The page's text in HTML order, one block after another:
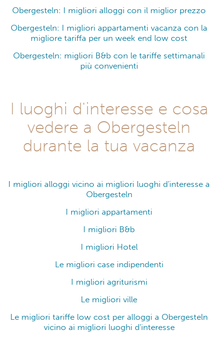
Obergesteln: I migliori alloggi con il miglior prezzo
Obergesteln: I migliori appartamenti vacanza con la
migliore tariffa per un week end low cost
Obergesteln: migliori B&b con le tariffe settimanali
più convenienti
I luoghi d'interesse e cosa
vedere a Obergesteln
durante la tua vacanza
I migliori alloggi vicino ai migliori luoghi d'interesse a
Obergesteln
I migliori appartamenti
I migliori B&b
I migliori Hotel
Le migliori case indipendenti
I migliori agriturismi
Le migliori ville
Le migliori tariffe low cost per alloggi a Obergesteln
vicino ai migliori luoghi d'interesse